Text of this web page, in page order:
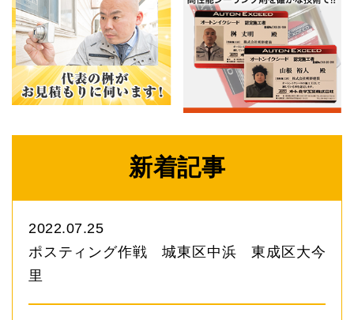
新着記事
2022.07.25
ポスティング作戦 城東区中浜 東成区大今
里